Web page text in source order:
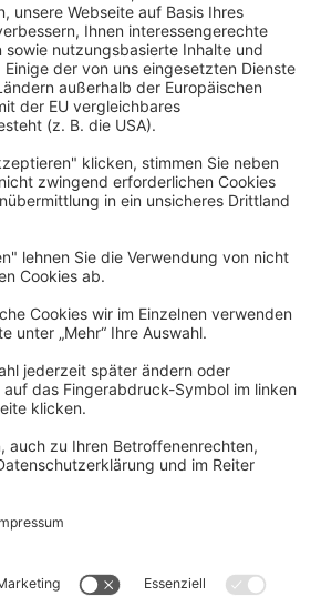
Sie über interessante Angebote.
den folgenden Button an: